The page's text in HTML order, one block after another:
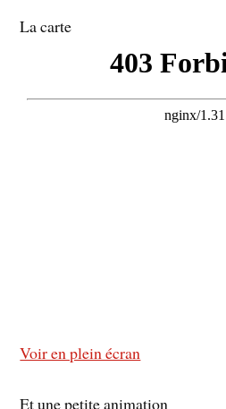
La carte
Voir en plein écran
Et une petite animation